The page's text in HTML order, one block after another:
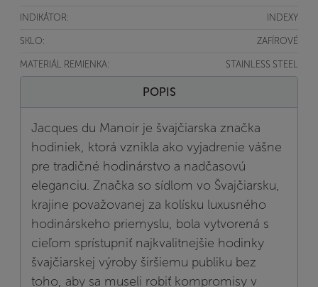
INDIKÁTOR: INDEXY
SKLO: ZAFÍROVÉ
MATERIÁL REMIENKA: STAINLESS STEEL
POPIS
Jacques du Manoir je švajčiarska značka
hodiniek, ktorá vznikla ako vyjadrenie vášne
pre tradičné hodinárstvo a nadčasovú
eleganciu. Značka so sídlom vo Švajčiarsku,
krajine považovanej za kolísku luxusného
hodinárskeho priemyslu, bola vytvorená s
cieľom sprístupniť najkvalitnejšie hodinky
švajčiarskej výroby širšiemu publiku bez
toho, aby sa museli robiť kompromisy v